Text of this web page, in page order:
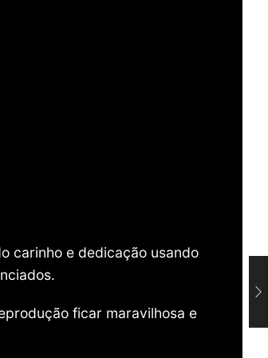
carinho e dedicação usando
ficar maravilhosa e